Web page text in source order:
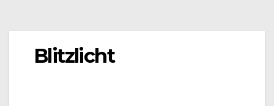
Blitzlicht